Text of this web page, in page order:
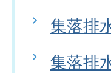
集落排
集落排